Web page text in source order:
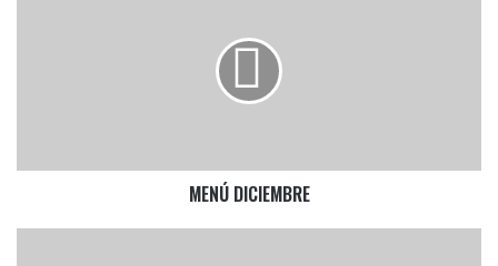
MENÚ DICIEMBRE